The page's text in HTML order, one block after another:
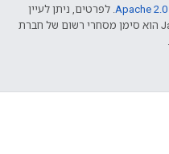
Apache 2.0. לפרטים, ניתן לעיין
.‏ Java הוא סימן מסחרי רשום של חברת